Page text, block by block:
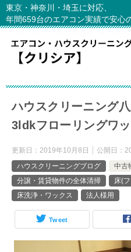
東京・神奈川・埼玉に対応、
年間659台のエアコン実績で安心
ハウスクリーニング
3ldkフローリングワ
更新日： 2019年10月8日 公開日：
ハウスクリーニングブログ
中古
分譲・賃貸物件の全体清掃
床(
床洗浄・ワックス
法人様用
Tweet